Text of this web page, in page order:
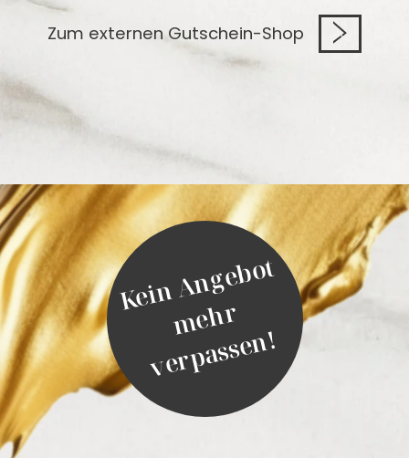
Zum externen Gutschein-Shop
K
e
i
n
A
n
g
e
b
o
t
m
e
h
r
v
e
r
p
a
s
s
e
n
!